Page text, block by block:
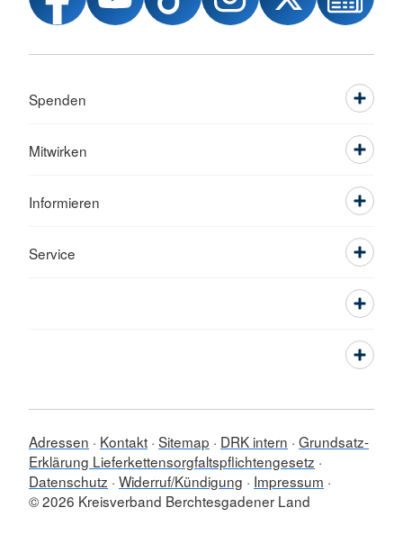
Spenden
Mitwirken
Informieren
Service
Adressen Kontakt Sitemap DRK intern Grundsatz-
Erklärung Lieferkettensorgfaltspflichtengesetz
Datenschutz Widerruf/Kündigung
Impressum
© 2026 Kreisverband Berchtesgadener Land